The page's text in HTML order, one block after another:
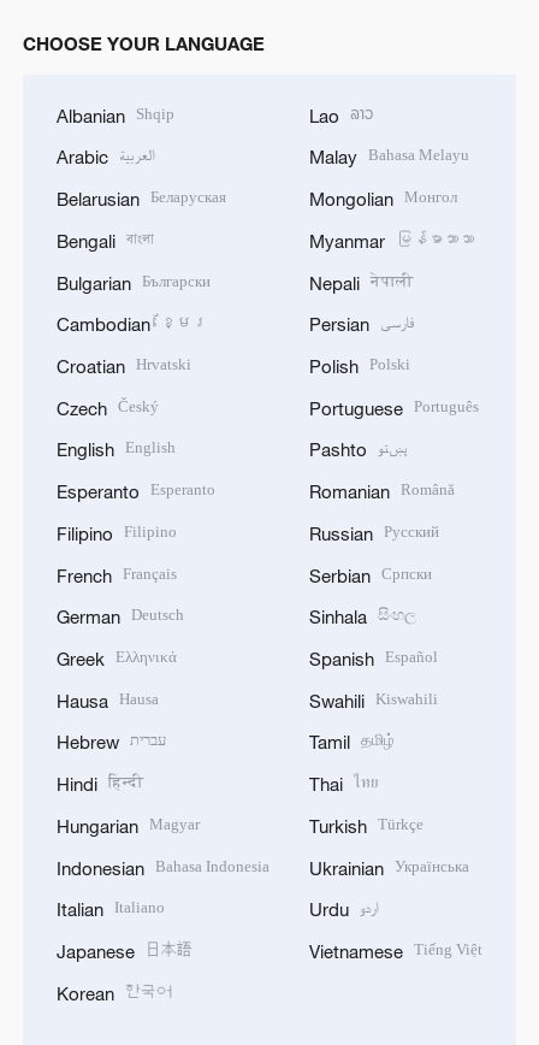
CHOOSE YOUR LANGUAGE
Albanian Shqip
Arabic العربية
Belarusian Беларуская
Bengali বাংলা
Bulgarian Български
Cambodian ខ្មែរ
Croatian Hrvatski
Czech Český
English English
Esperanto Esperanto
Filipino Filipino
French Français
German Deutsch
Greek Ελληνικά
Hausa Hausa
Hebrew עברית
Hindi हिन्दी
Hungarian Magyar
Indonesian Bahasa Indonesia
Italian Italiano
Japanese 日本語
Korean 한국어
Lao ລາວ
Malay Bahasa Melayu
Mongolian Монгол
Myanmar မြန်မာဘာသာ
Nepali नेपाली
Persian فارسی
Polish Polski
Portuguese Português
Pashto پښتو
Romanian Română
Russian Русский
Serbian Српски
Sinhala සිංහල
Spanish Español
Swahili Kiswahili
Tamil தமிழ்
Thai ไทย
Turkish Türkçe
Ukrainian Українська
Urdu اردو
Vietnamese Tiếng Việt